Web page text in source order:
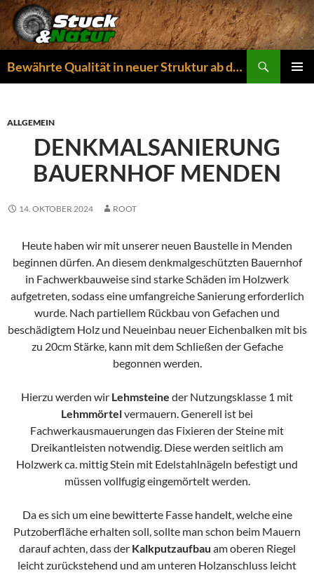
Zum
Inhalt
springen
Bewährte Qualität in neuer Struktur ab dem 01.04.2026
ALLGEMEIN
DENKMALSANIERUNG
BAUERNHOF MENDEN
14. OKTOBER 2024 ROOT
Heute haben wir mit unserer neuen Baustelle in Menden
beginnen dürfen. An diesem denkmalgeschützten Bauernhof
in Fachwerkbauweise sind starke Schäden im Holzwerk
aufgetreten, sodass eine umfangreiche Sanierung erforderlich
wurde. Nach partiellem Rückbau von Gefachen und
beschädigtem Holz und Neueinbau neuer Eichenbalken mit bis
zu 20cm Stärke, kann mit dem Schließen der Gefache
begonnen werden.
Hierzu werden wir Lehmsteine der Nutzungsklasse 1 mit
Lehmmörtelvermauern. Generell ist bei
Fachwerkausmauerungen das Fixieren der Steine mit
Dreikantleisten notwendig. Diese werden seitlich am
Holzwerk ca. mittig Stein mit Edelstahlnägeln befestigt und
müssen vollfugig eingemörtelt werden.
Da es sich um eine bewitterte Fasse handelt, welche eine
Putzoberfläche erhalten soll, sollte man schon beim Mauern
darauf achten, dass der Kalkputzaufbau am oberen Riegel
leicht zurückstehend und am unteren Holzanschluss leicht